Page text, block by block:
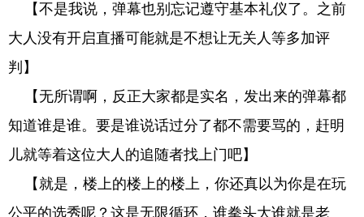
【不是我说，弹幕也别忘记遵守基本礼仪了。之前
大人没有开启直播可能就是不想让无关人等多加评
判】
【无所谓啊，反正大家都是实名，发出来的弹幕都
知道谁是谁。要是谁说话过分了都不需要骂的，赶明
儿就等着这位大人的追随者找上门吧】
【就是，楼上的楼上的楼上，你还真以为你是在玩
公平的选秀呢？这是无限循环，谁拳头大谁就是老